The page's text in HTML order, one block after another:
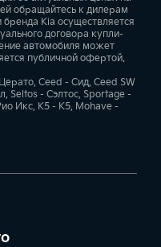
обращайтесь к дилерам
Kia осуществляется
договора купли-
автомобиля может
публичной офертой.
Ceed - Сид, Ceed SW
Seltos - Сэлтос, Sportage -
Икс, K5 - К5, Mohave -